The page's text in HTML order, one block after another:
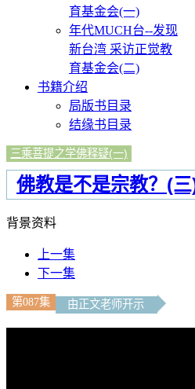
育基金会(一)
年代MUCH台--发现
新台湾 采访正觉教
育基金会(二)
书籍介绍
局版书目录
结缘书目录
三乘菩提之学佛释疑(一)
佛教是不是宗教？(三
背景资料
上一集
下一集
第087集 由正文老师开示